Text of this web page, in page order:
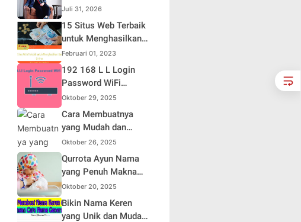
Sosial: Adv. Fara
Fariha Rodliyana
Soroti Distorsi
Simpati Publik dan
Aksi Main Hakim
Sendiri
Juli 31, 2026
15 Situs Web Terbaik
untuk Menghasilkan
Uang Online
Februari 01, 2023
192 168 L L Login
Password WiFi
Indihome Terbaru
2025
Oktober 29, 2025
Cara Membuatnya
yang Mudah dan
Efisien untuk Pemula
Oktober 26, 2025
Qurrota Ayun Nama
yang Penuh Makna
dalam Kehidupan
Muslim Indonesia
Oktober 20, 2025
Bikin Nama Keren
yang Unik dan Mudah